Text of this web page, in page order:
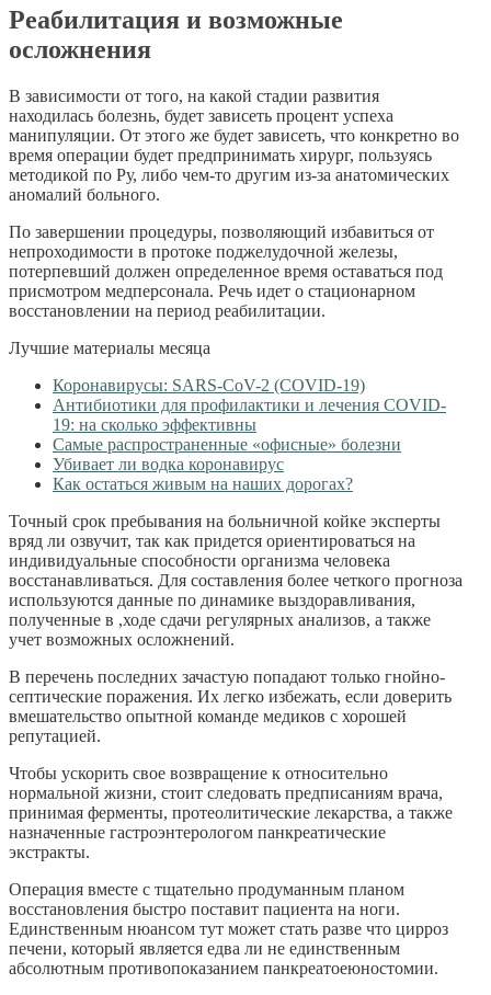
Реабилитация и возможные
осложнения
В зависимости от того, на какой стадии развития
находилась болезнь, будет зависеть процент успеха
манипуляции. От этого же будет зависеть, что конкретно во
время операции будет предпринимать хирург, пользуясь
методикой по Ру, либо чем-то другим из-за анатомических
аномалий больного.
По завершении процедуры, позволяющий избавиться от
непроходимости в протоке поджелудочной железы,
потерпевший должен определенное время оставаться под
присмотром медперсонала. Речь идет о стационарном
восстановлении на период реабилитации.
Лучшие материалы месяца
Коронавирусы: SARS-CoV-2 (COVID-19)
Антибиотики для профилактики и лечения COVID-
19: на сколько эффективны
Самые распространенные «офисные» болезни
Убивает ли водка коронавирус
Как остаться живым на наших дорогах?
Точный срок пребывания на больничной койке эксперты
вряд ли озвучит, так как придется ориентироваться на
индивидуальные способности организма человека
восстанавливаться. Для составления более четкого прогноза
используются данные по динамике выздоравливания,
полученные в ,ходе сдачи регулярных анализов, а также
учет возможных осложнений.
В перечень последних зачастую попадают только гнойно-
септические поражения. Их легко избежать, если доверить
вмешательство опытной команде медиков с хорошей
репутацией.
Чтобы ускорить свое возвращение к относительно
нормальной жизни, стоит следовать предписаниям врача,
принимая ферменты, протеолитические лекарства, а также
назначенные гастроэнтерологом панкреатические
экстракты.
Операция вместе с тщательно продуманным планом
восстановления быстро поставит пациента на ноги.
Единственным нюансом тут может стать разве что цирроз
печени, который является едва ли не единственным
абсолютным противопоказанием панкреатоеюностомии.